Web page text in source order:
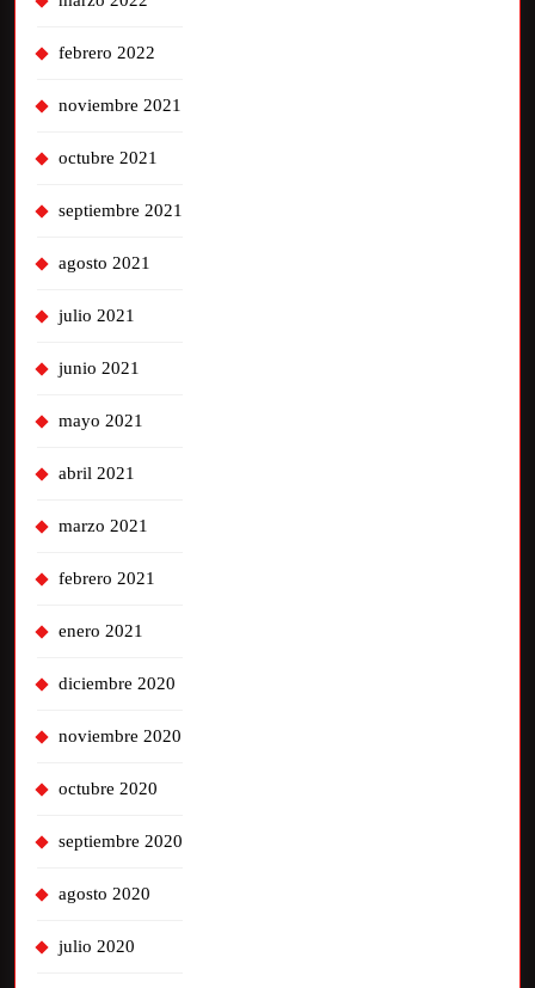
febrero 2022
noviembre 2021
octubre 2021
septiembre 2021
agosto 2021
julio 2021
junio 2021
mayo 2021
abril 2021
marzo 2021
febrero 2021
enero 2021
diciembre 2020
noviembre 2020
octubre 2020
septiembre 2020
agosto 2020
julio 2020